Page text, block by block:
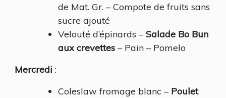
de Mat. Gr. – Compote de fruits sans
sucre ajouté
Velouté d’épinards – Salade Bo Bun
aux crevettes – Pain – Pomelo
Mercredi :
Coleslaw fromage blanc – Poulet